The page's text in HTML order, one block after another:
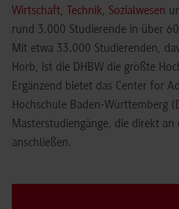
Wirtschaft, Technik, Sozialwesen
rund 3.000 Studierende in über
Mit etwa 33.000 Studierenden,
Horb, ist die DHBW die größte
Ergänzend bietet das Center for
Hochschule Baden-Württemberg (
Masterstudiengänge, die direkt
anschließen.